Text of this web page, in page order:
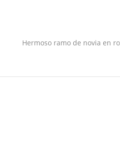
Hermoso ramo de novia en